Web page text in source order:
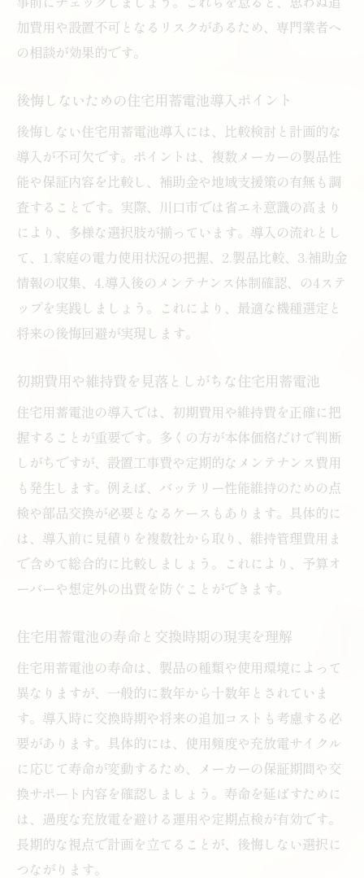
将来のライフスタイル変化を見据えた蓄電
池選定
把握
デメリットを克服する住宅用蓄電池導入の
知恵
失敗例から学ぶ住宅用蓄電池のリスク対策
住宅用蓄電池の失敗例に学ぶ注意ポイント
導入後に後悔しないためのリスク回避策
設置業者選びで多い住宅用蓄電池のトラブ
ル
家庭用蓄電池と太陽光の併用時の落とし穴
は
トラブル事例から見る賢い蓄電池選びのコ
ツ
初期費用回収期間と蓄電池選びの実態
住宅用蓄電池の初期費用回収期間を把握す
る
費用対効果から考える住宅用蓄電池の選択
住宅用蓄電池の元が取れるまでの現実的期
間
ーション
回収期間に影響する住宅用蓄電池の設計ポ
イント
住宅用蓄電池で節約効果を高める利用法と
は
住宅の資産価値に影響する蓄電池の欠点とは
住宅用蓄電池の導入が資産価値に与える影
響点
蓄電池設備の老朽化と住宅価値減少リスク
加費用や設置不可となるリスクがあるため、専門業者へ
の相談が効果的です。
後悔しないための住宅用蓄電池導入ポイント
後悔しない住宅用蓄電池導入には、比較検討と計画的な
導入が不可欠です。ポイントは、複数メーカーの製品性
能や保証内容を比較し、補助金や地域支援策の有無も調
査することです。実際、川口市では省エネ意識の高まり
により、多様な選択肢が揃っています。導入の流れとし
て、1.家庭の電力使用状況の把握、2.製品比較、3.補助金
情報の収集、4.導入後のメンテナンス体制確認、の4ステ
ップを実践しましょう。これにより、最適な機種選定と
将来の後悔回避が実現します。
初期費用や維持費を見落としがちな住宅用蓄電池
住宅用蓄電池の導入では、初期費用や維持費を正確に把
握することが重要です。多くの方が本体価格だけで判断
しがちですが、設置工事費や定期的なメンテナンス費用
も発生します。例えば、バッテリー性能維持のための点
検や部品交換が必要となるケースもあります。具体的に
は、導入前に見積りを複数社から取り、維持管理費用ま
で含めて総合的に比較しましょう。これにより、予算オ
ーバーや想定外の出費を防ぐことができます。
住宅用蓄電池の寿命と交換時期の現実を理解
住宅用蓄電池の寿命は、製品の種類や使用環境によって
異なりますが、一般的に数年から十数年とされていま
す。導入時に交換時期や将来の追加コストも考慮する必
要があります。具体的には、使用頻度や充放電サイクル
に応じて寿命が変動するため、メーカーの保証期間や交
換サポート内容を確認しましょう。寿命を延ばすために
は、過度な充放電を避ける運用や定期点検が有効です。
長期的な視点で計画を立てることが、後悔しない選択に
つながります。